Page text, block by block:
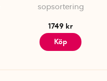
sopsortering
1749 kr
Köp